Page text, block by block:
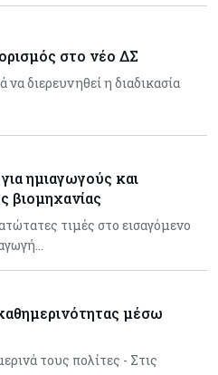
στο νέο ΔΣ
διερευνηθεί η διαδικασία
ημιαγωγούς και
βιομηχανίας
τιμές στο εισαγόμενο
μέσω
τους πολίτες - Στις